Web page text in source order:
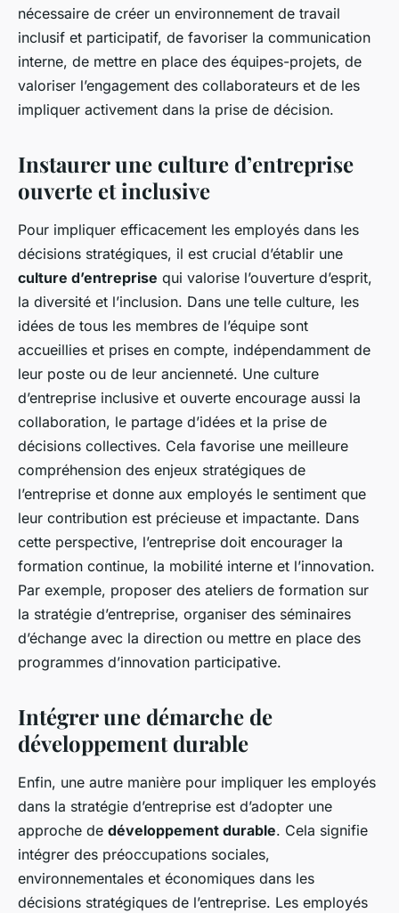
nécessaire de créer un environnement de travail
inclusif et participatif, de favoriser la communication
interne, de mettre en place des équipes-projets, de
valoriser l’engagement des collaborateurs et de les
impliquer activement dans la prise de décision.
Instaurer une culture d’entreprise
ouverte et inclusive
Pour impliquer efficacement les employés dans les
décisions stratégiques, il est crucial d’établir une
culture d’entreprise qui valorise l’ouverture d’esprit,
la diversité et l’inclusion. Dans une telle culture, les
idées de tous les membres de l’équipe sont
accueillies et prises en compte, indépendamment de
leur poste ou de leur ancienneté. Une culture
d’entreprise inclusive et ouverte encourage aussi la
collaboration, le partage d’idées et la prise de
décisions collectives. Cela favorise une meilleure
compréhension des enjeux stratégiques de
l’entreprise et donne aux employés le sentiment que
leur contribution est précieuse et impactante. Dans
cette perspective, l’entreprise doit encourager la
formation continue, la mobilité interne et l’innovation.
Par exemple, proposer des ateliers de formation sur
la stratégie d’entreprise, organiser des séminaires
d’échange avec la direction ou mettre en place des
programmes d’innovation participative.
Intégrer une démarche de
développement durable
Enfin, une autre manière pour impliquer les employés
dans la stratégie d’entreprise est d’adopter une
approche de développement durable. Cela signifie
intégrer des préoccupations sociales,
environnementales et économiques dans les
décisions stratégiques de l’entreprise. Les employés